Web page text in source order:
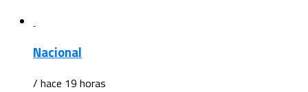
Nacional
/ hace 19 horas